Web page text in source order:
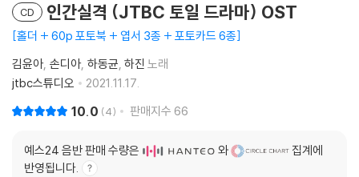
CD 인간실격 (JTBC 토일 드라마) OST
홀더 + 60p 포토북 + 엽서 3종 + 포토카드 6종
김윤아 손디아 하동균 하진 노래
jtbc스튜디오
2021.11.17.
10.0 4 판매지수 66
예스24 음반 판매 수량은 와
집계에
반영됩니다.